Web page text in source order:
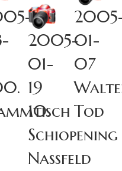
2005-
01-
19
10.
Schiopening
Nassfeld
01-
07
Tod